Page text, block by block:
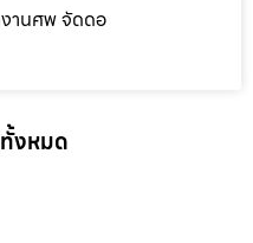
านศพ จัดดอ
งหมด